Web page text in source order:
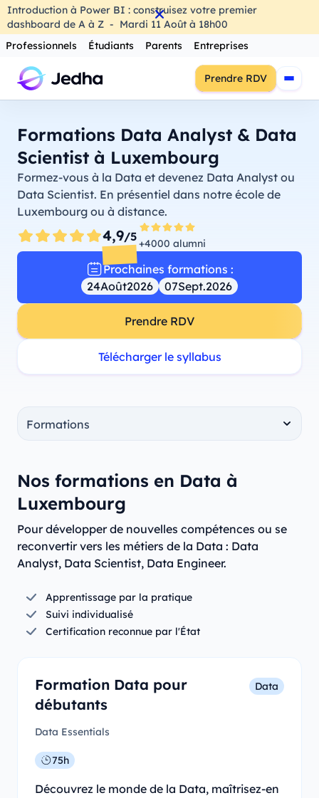
Introduction à Power BI : construisez votre premier
dashboard de A à Z - Mardi 11 Août à 18h00
Professionnels
Étudiants Parents Entreprises
Prendre RDV
Formations Data Analyst & Data
Scientist à Luxembourg
Formez-vous à la Data et devenez Data Analyst ou
Data Scientist. En présentiel dans notre école de
Luxembourg ou à distance.
4,9/5+4000 alumni
Prochaines formations :
24Août2026 07Sept.2026
Prendre RDV
Télécharger le syllabus
Nos formations en Data à
Luxembourg
Pour développer de nouvelles compétences ou se
reconvertir vers les métiers de la Data : Data
Analyst, Data Scientist, Data Engineer.
Apprentissage par la pratique
Suivi individualisé
Certification reconnue par l'État
Formation Data pour
débutants
Data
Data Essentials
75h
Découvrez le monde de la Data, maîtrisez-en